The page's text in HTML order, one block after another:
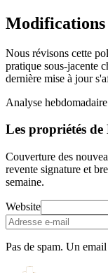
Modifications
Nous révisons cette
pratique sous-jacente
dernière mise à jour
Analyse
Les propriétés
Couverture des
revente signature et
semaine.
Website
Pas de spam. Un